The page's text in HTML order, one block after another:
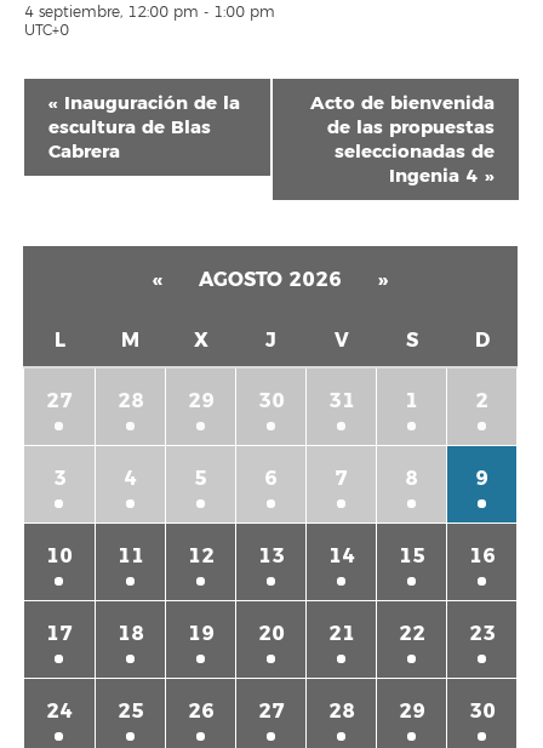
4 septiembre, 12:00 pm - 1:00 pm
UTC+0
Navegación
del
Evento
« Inauguración de la
escultura de Blas
Cabrera
Acto de bienvenida
de las propuestas
seleccionadas de
Ingenia 4 »
« AGOSTO 2026 »
L M X J V S D
27 28 29 30 31 1 2
3 4 5 6 7 8 9
10 11 12 13 14 15 16
17 18 19 20 21 22 23
24 25 26 27 28 29 30